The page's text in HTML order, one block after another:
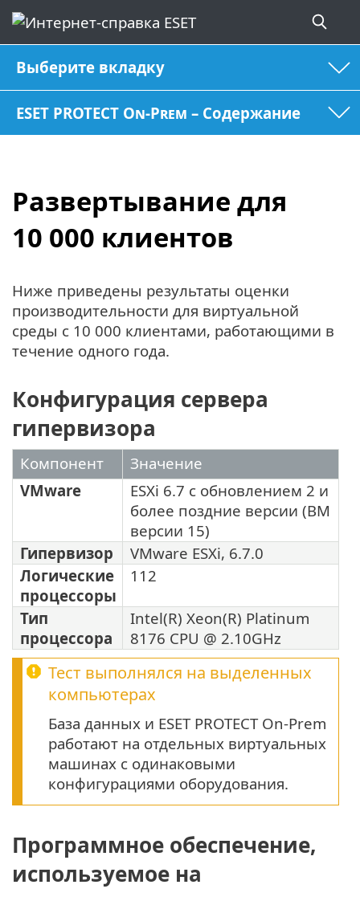
Выберите вкладку
ESET PROTECT On-Prem – Содержание
Развертывание для
10 000 клиентов
Ниже приведены результаты оценки
производительности для виртуальной
среды с 10 000 клиентами, работающими в
течение одного года.
Конфигурация сервера
гипервизора
Компонент
Значение
VMware
ESXi 6.7 с обновлением 2 и
более поздние версии (ВМ
версии 15)
Гипервизор
VMware ESXi, 6.7.0
Логические
процессоры
112
Тип
процессора
Intel(R) Xeon(R) Platinum
8176 CPU @ 2.10GHz
Тест выполнялся на выделенных
компьютерах
База данных и ESET PROTECT On-Prem
работают на отдельных виртуальных
машинах с одинаковыми
конфигурациями оборудования.
Программное обеспечение,
используемое на